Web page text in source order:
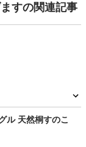
すの関連記事
のこ